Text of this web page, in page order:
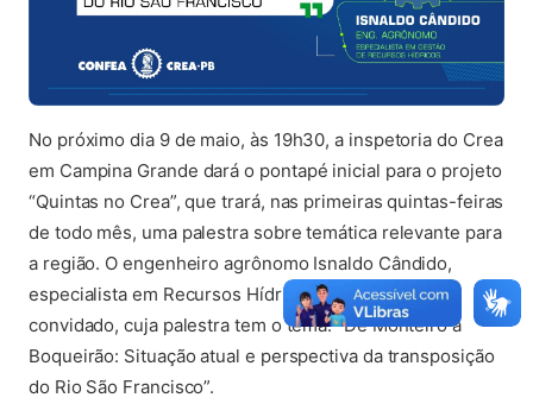
No próximo dia 9 de maio, às 19h30, a inspetoria do Crea
em Campina Grande dará o pontapé inicial para o projeto
“Quintas no Crea”, que trará, nas primeiras quintas-feiras
de todo mês, uma palestra sobre temática relevante para
a região. O engenheiro agrônomo Isnaldo Cândido,
especialista em Recursos Hídricos, será o primeiro
convidado, cuja palestra tem o tema: “De Monteiro à
Boqueirão: Situação atual e perspectiva da transposição
do Rio São Francisco”.